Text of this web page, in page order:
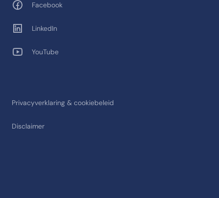
Privacyverklaring & cookiebeleid
Disclaimer
Facebook
LinkedIn
YouTube